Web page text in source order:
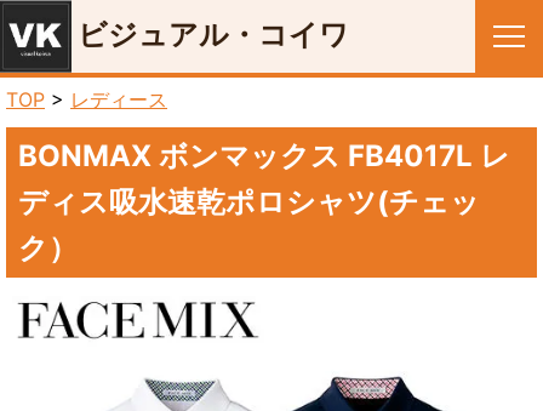
ビジュアル・コイワ
TOP > レディース
BONMAX ボンマックス FB4017L レ
ディス吸水速乾ポロシャツ(チェッ
ク）